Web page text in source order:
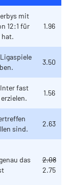
mit
12:1 für
1.96
3.50
fast
1.56
sind.
2.63
das
2.08
2.75